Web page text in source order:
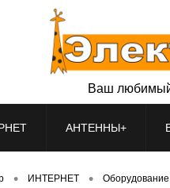
Ваш любимый
АНТЕННЫ+
• ИНТЕРНЕТ •